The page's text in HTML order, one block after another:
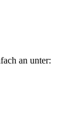
an unter: